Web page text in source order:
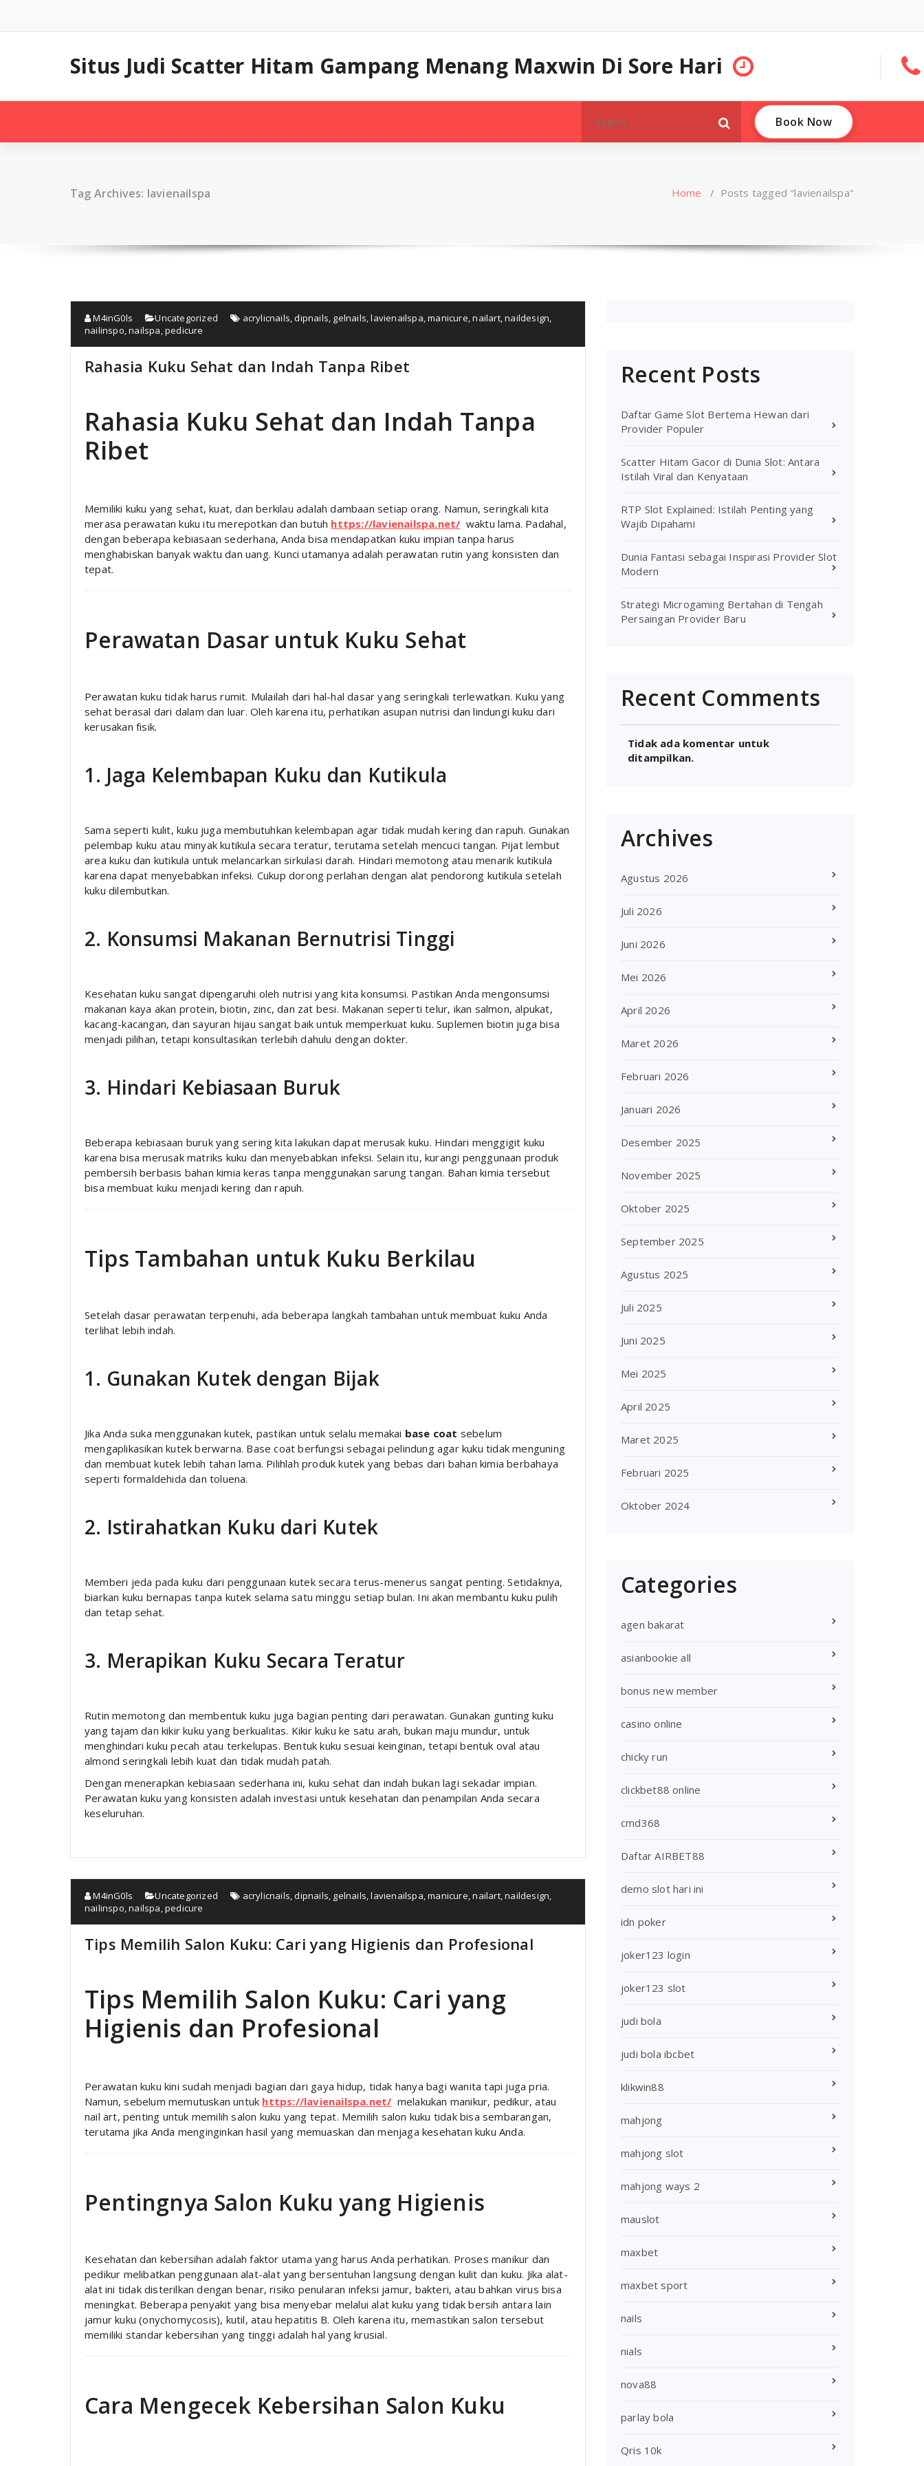
content
Situs Judi Scatter Hitam Gampang Menang Maxwin Di Sore Hari
for:
Book Now
Tag Archives: lavienailspa Home / Posts tagged "lavienailspa"
M4inG0ls Uncategorized acrylicnails,dipnails, gelnails,lavienailspa,manicure,nailart,naildesign,
nailinspo,nailspa,pedicure
Rahasia Kuku Sehat dan Indah Tanpa Ribet
Rahasia Kuku Sehat dan Indah Tanpa
Ribet
Memiliki kuku yang sehat, kuat, dan berkilau adalah dambaan setiap orang. Namun, seringkali kita
merasa perawatan kuku itu merepotkan dan butuh https://lavienailspa.net/ waktu lama. Padahal,
dengan beberapa kebiasaan sederhana, Anda bisa mendapatkan kuku impian tanpa harus
menghabiskan banyak waktu dan uang. Kunci utamanya adalah perawatan rutin yang konsisten dan
tepat.
Perawatan Dasar untuk Kuku Sehat
Perawatan kuku tidak harus rumit. Mulailah dari hal-hal dasar yang seringkali terlewatkan. Kuku yang
sehat berasal dari dalam dan luar. Oleh karena itu, perhatikan asupan nutrisi dan lindungi kuku dari
kerusakan fisik.
1. Jaga Kelembapan Kuku dan Kutikula
Sama seperti kulit, kuku juga membutuhkan kelembapan agar tidak mudah kering dan rapuh. Gunakan
pelembap kuku atau minyak kutikula secara teratur, terutama setelah mencuci tangan. Pijat lembut
area kuku dan kutikula untuk melancarkan sirkulasi darah. Hindari memotong atau menarik kutikula
karena dapat menyebabkan infeksi. Cukup dorong perlahan dengan alat pendorong kutikula setelah
kuku dilembutkan.
2. Konsumsi Makanan Bernutrisi Tinggi
Kesehatan kuku sangat dipengaruhi oleh nutrisi yang kita konsumsi. Pastikan Anda mengonsumsi
makanan kaya akan protein, biotin, zinc, dan zat besi. Makanan seperti telur, ikan salmon, alpukat,
kacang-kacangan, dan sayuran hijau sangat baik untuk memperkuat kuku. Suplemen biotin juga bisa
menjadi pilihan, tetapi konsultasikan terlebih dahulu dengan dokter.
3. Hindari Kebiasaan Buruk
Beberapa kebiasaan buruk yang sering kita lakukan dapat merusak kuku. Hindari menggigit kuku
karena bisa merusak matriks kuku dan menyebabkan infeksi. Selain itu, kurangi penggunaan produk
pembersih berbasis bahan kimia keras tanpa menggunakan sarung tangan. Bahan kimia tersebut
bisa membuat kuku menjadi kering dan rapuh.
Tips Tambahan untuk Kuku Berkilau
Setelah dasar perawatan terpenuhi, ada beberapa langkah tambahan untuk membuat kuku Anda
terlihat lebih indah.
1. Gunakan Kutek dengan Bijak
Jika Anda suka menggunakan kutek, pastikan untuk selalu memakai base coat sebelum
mengaplikasikan kutek berwarna. Base coat berfungsi sebagai pelindung agar kuku tidak menguning
dan membuat kutek lebih tahan lama. Pilihlah produk kutek yang bebas dari bahan kimia berbahaya
seperti formaldehida dan toluena.
2. Istirahatkan Kuku dari Kutek
Memberi jeda pada kuku dari penggunaan kutek secara terus-menerus sangat penting. Setidaknya,
biarkan kuku bernapas tanpa kutek selama satu minggu setiap bulan. Ini akan membantu kuku pulih
dan tetap sehat.
3. Merapikan Kuku Secara Teratur
Rutin memotong dan membentuk kuku juga bagian penting dari perawatan. Gunakan gunting kuku
yang tajam dan kikir kuku yang berkualitas. Kikir kuku ke satu arah, bukan maju mundur, untuk
menghindari kuku pecah atau terkelupas. Bentuk kuku sesuai keinginan, tetapi bentuk oval atau
almond seringkali lebih kuat dan tidak mudah patah.
Dengan menerapkan kebiasaan sederhana ini, kuku sehat dan indah bukan lagi sekadar impian.
Perawatan kuku yang konsisten adalah investasi untuk kesehatan dan penampilan Anda secara
keseluruhan.
M4inG0ls Uncategorized acrylicnails,dipnails, gelnails,lavienailspa,manicure,nailart,naildesign,
nailinspo,nailspa,pedicure
Tips Memilih Salon Kuku: Cari yang Higienis dan Profesional
Tips Memilih Salon Kuku: Cari yang
Higienis dan Profesional
Perawatan kuku kini sudah menjadi bagian dari gaya hidup, tidak hanya bagi wanita tapi juga pria.
Namun, sebelum memutuskan untuk https://lavienailspa.net/ melakukan manikur, pedikur, atau
nail art, penting untuk memilih salon kuku yang tepat. Memilih salon kuku tidak bisa sembarangan,
terutama jika Anda menginginkan hasil yang memuaskan dan menjaga kesehatan kuku Anda.
Pentingnya Salon Kuku yang Higienis
Kesehatan dan kebersihan adalah faktor utama yang harus Anda perhatikan. Proses manikur dan
pedikur melibatkan penggunaan alat-alat yang bersentuhan langsung dengan kulit dan kuku. Jika alat-
alat ini tidak disterilkan dengan benar, risiko penularan infeksi jamur, bakteri, atau bahkan virus bisa
meningkat. Beberapa penyakit yang bisa menyebar melalui alat kuku yang tidak bersih antara lain
jamur kuku (onychomycosis), kutil, atau hepatitis B. Oleh karena itu, memastikan salon tersebut
memiliki standar kebersihan yang tinggi adalah hal yang krusial.
Cara Mengecek Kebersihan Salon Kuku
Recent Posts
Daftar Game Slot Bertema Hewan dari
Provider Populer
Scatter Hitam Gacor di Dunia Slot: Antara
Istilah Viral dan Kenyataan
RTP Slot Explained: Istilah Penting yang
Wajib Dipahami
Dunia Fantasi sebagai Inspirasi Provider Slot
Modern
Strategi Microgaming Bertahan di Tengah
Persaingan Provider Baru
Recent Comments
Tidak ada komentar untuk
ditampilkan.
Archives
Agustus 2026
Juli 2026
Juni 2026
Mei 2026
April 2026
Maret 2026
Februari 2026
Januari 2026
Desember 2025
November 2025
Oktober 2025
September 2025
Agustus 2025
Juli 2025
Juni 2025
Mei 2025
April 2025
Maret 2025
Februari 2025
Oktober 2024
Categories
agen bakarat
asianbookie all
bonus new member
casino online
chicky run
clickbet88 online
cmd368
Daftar AIRBET88
demo slot hari ini
idn poker
joker123 login
joker123 slot
judi bola
judi bola ibcbet
klikwin88
mahjong
mahjong slot
mahjong ways 2
mauslot
maxbet
maxbet sport
nails
nials
nova88
parlay bola
Qris 10k